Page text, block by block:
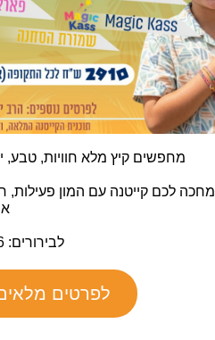
מחפשים קיץ מלא חוויות, טבע,
מחכה לכם קייטנה עם המון פעילות,
לבירורים: 053-336-2066
לפרטים